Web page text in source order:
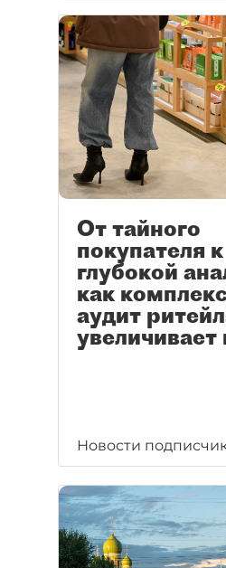
От тайного
покупателя к
глубокой
как
аудит
Новости